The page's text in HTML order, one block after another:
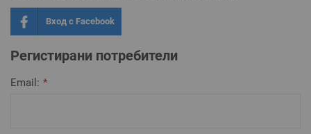
Вход с Facebook
Регистирани потребители
Email